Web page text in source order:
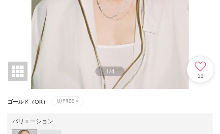
1/4
12
ゴールド（OR） U/FREE ×
バリエーション